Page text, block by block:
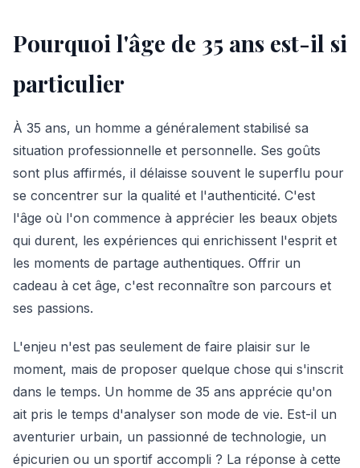
Pourquoi l'âge de 35 ans est-il si
particulier
À 35 ans, un homme a généralement stabilisé sa
situation professionnelle et personnelle. Ses goûts
sont plus affirmés, il délaisse souvent le superflu pour
se concentrer sur la qualité et l'authenticité. C'est
l'âge où l'on commence à apprécier les beaux objets
qui durent, les expériences qui enrichissent l'esprit et
les moments de partage authentiques. Offrir un
cadeau à cet âge, c'est reconnaître son parcours et
ses passions.
L'enjeu n'est pas seulement de faire plaisir sur le
moment, mais de proposer quelque chose qui s'inscrit
dans le temps. Un homme de 35 ans apprécie qu'on
ait pris le temps d'analyser son mode de vie. Est-il un
aventurier urbain, un passionné de technologie, un
épicurien ou un sportif accompli ? La réponse à cette